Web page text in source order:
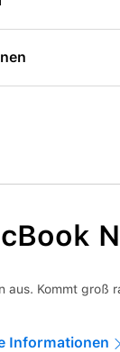
aus. Kommt groß
Informationen